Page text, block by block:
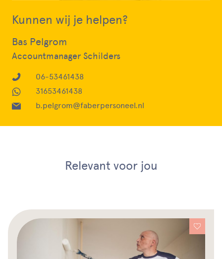
Kunnen wij je helpen?
Bas Pelgrom
Accountmanager Schilders
06-53461438
31653461438
b.pelgrom@faberpersoneel.nl
Relevant voor jou